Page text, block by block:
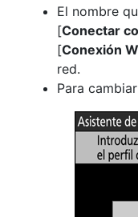
El nombre
[Conectar
[Conexión
red.
Para